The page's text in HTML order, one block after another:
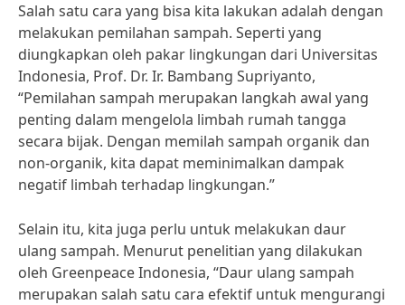
Salah satu cara yang bisa kita lakukan adalah dengan
melakukan pemilahan sampah. Seperti yang
diungkapkan oleh pakar lingkungan dari Universitas
Indonesia, Prof. Dr. Ir. Bambang Supriyanto,
“Pemilahan sampah merupakan langkah awal yang
penting dalam mengelola limbah rumah tangga
secara bijak. Dengan memilah sampah organik dan
non-organik, kita dapat meminimalkan dampak
negatif limbah terhadap lingkungan.”
Selain itu, kita juga perlu untuk melakukan daur
ulang sampah. Menurut penelitian yang dilakukan
oleh Greenpeace Indonesia, “Daur ulang sampah
merupakan salah satu cara efektif untuk mengurangi